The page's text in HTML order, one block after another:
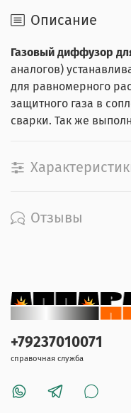
Описание
Газовый диффузор
аналогов)
для равномерного
защитного газа в
сварки. Так же
Отзывы
+79237010071
справочная служба